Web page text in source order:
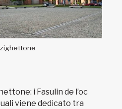
i Fasulin de l’oc
viene dedicato tra